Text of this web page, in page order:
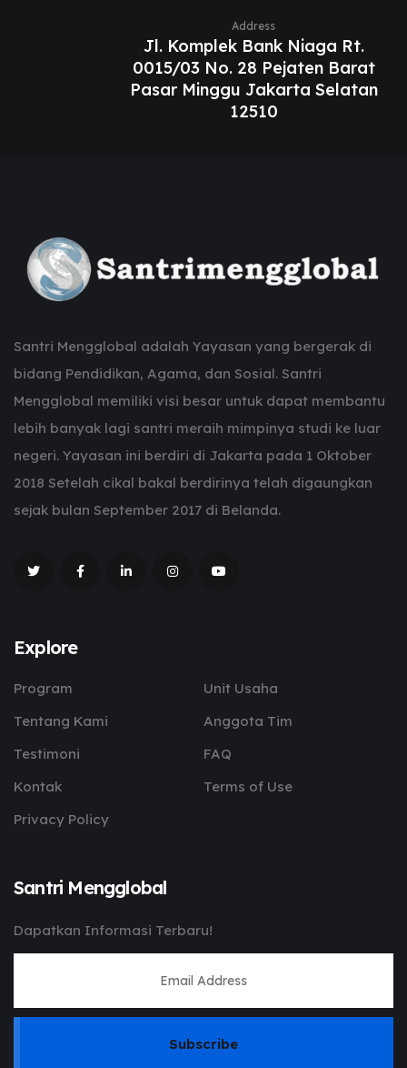
Address
Jl. Komplek Bank Niaga Rt.
0015/03 No. 28 Pejaten Barat
Pasar Minggu Jakarta Selatan
12510
Santri Mengglobal adalah Yayasan yang bergerak di
bidang Pendidikan, Agama, dan Sosial. Santri
Mengglobal memiliki visi besar untuk dapat membantu
lebih banyak lagi santri meraih mimpinya studi ke luar
negeri. Yayasan ini berdiri di Jakarta pada 1 Oktober
2018 Setelah cikal bakal berdirinya telah digaungkan
sejak bulan September 2017 di Belanda.
Explore
Program
Unit Usaha
Tentang Kami
Anggota Tim
Testimoni
FAQ
Kontak
Terms of Use
Privacy Policy
Santri Mengglobal
Dapatkan Informasi Terbaru!
Subscribe